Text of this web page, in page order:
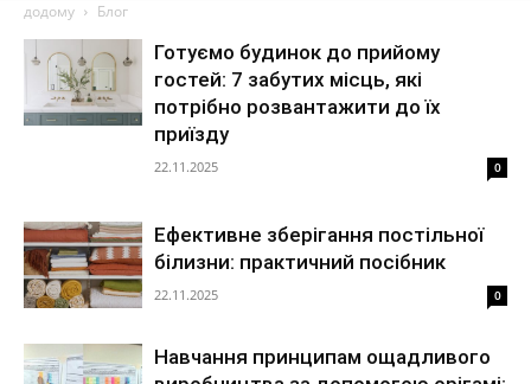
додому Блог
Готуємо будинок до прийому
гостей: 7 забутих місць, які
потрібно розвантажити до їх
приїзду
22.11.2025 0
Ефективне зберігання постільної
білизни: практичний посібник
22.11.2025 0
Навчання принципам ощадливого